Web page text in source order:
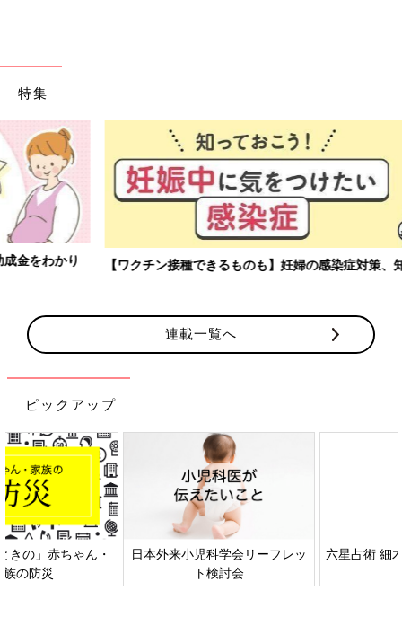
特集
【ワクチン接種できるものも】妊婦の感染症対策、知っておいて！
連載一覧へ
ピックアップ
日本外来小児科学会リーフレッ
六星占術 細木かおりさんの人生